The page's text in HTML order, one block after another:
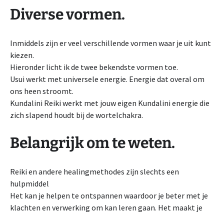
Diverse vormen.
Inmiddels zijn er veel verschillende vormen waar je uit kunt
kiezen.
Hieronder licht ik de twee bekendste vormen toe.
Usui werkt met universele energie. Energie dat overal om
ons heen stroomt.
Kundalini Reiki werkt met jouw eigen Kundalini energie die
zich slapend houdt bij de wortelchakra.
Belangrijk om te weten.
Reiki en andere healingmethodes zijn slechts een
hulpmiddel
Het kan je helpen te ontspannen waardoor je beter met je
klachten en verwerking om kan leren gaan. Het maakt je